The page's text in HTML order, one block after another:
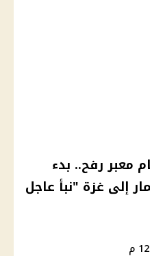
معبر رفح.. بدء
إلى غزة "نبأ عاجل